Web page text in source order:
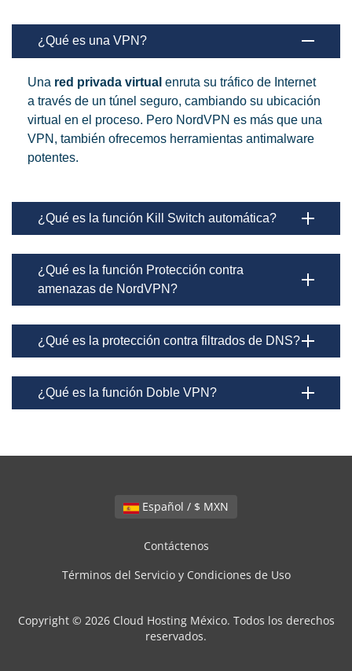
¿Qué es una VPN?
Una red privada virtual enruta su tráfico de Internet
a través de un túnel seguro, cambiando su ubicación
virtual en el proceso. Pero NordVPN es más que una
VPN, también ofrecemos herramientas antimalware
potentes.
¿Qué es la función Kill Switch automática?
¿Qué es la función Protección contra
amenazas de NordVPN?
¿Qué es la protección contra filtrados de DNS?
¿Qué es la función Doble VPN?
Español / $ MXN
Contáctenos
Términos del Servicio y Condiciones de Uso
Copyright © 2026 Cloud Hosting México. Todos los derechos
reservados.